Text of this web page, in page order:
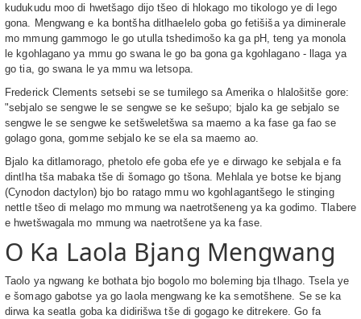
kudukudu moo di hwetšago dijo tšeo di hlokago mo tikologo ye di lego
gona. Mengwang e ka bontšha ditlhaelelo goba go fetišiša ya diminerale
mo mmung gammogo le go utulla tshedimošo ka ga pH, teng ya monola
le kgohlagano ya mmu go swana le go ba gona ga kgohlagano - llaga ya
go tia, go swana le ya mmu wa letsopa.
Frederick Clements setsebi se se tumilego sa Amerika o hlalošitše gore:
"sebjalo se sengwe le se sengwe se ke sešupo; bjalo ka ge sebjalo se
sengwe le se sengwe ke setšweletšwa sa maemo a ka fase ga fao se
golago gona, gomme sebjalo ke se ela sa maemo ao.
Bjalo ka ditlamorago, phetolo efe goba efe ye e dirwago ke sebjala e fa
dintlha tša mabaka tše di šomago go tšona. Mehlala ye botse ke bjang
(Cynodon dactylon) bjo bo ratago mmu wo kgohlagantšego le stinging
nettle tšeo di melago mo mmung wa naetrotšeneng ya ka godimo. Tlabere
e hwetšwagala mo mmung wa naetrotšene ya ka fase.
O Ka Laola Bjang Mengwang
Taolo ya ngwang ke bothata bjo bogolo mo boleming bja tlhago. Tsela ye
e šomago gabotse ya go laola mengwang ke ka semotšhene. Se se ka
dirwa ka seatla goba ka didirišwa tše di gogago ke ditrekere. Go fa